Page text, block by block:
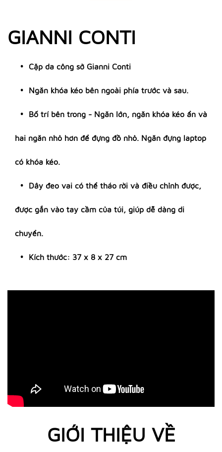
GIANNI CONTI
Cặp da công sở Gianni Conti
Ngăn khóa kéo bên ngoài phía trước và sau.
Bố trí bên trong - Ngăn lớn, ngăn khóa kéo ẩn và
hai ngăn nhỏ hơn để đựng đồ nhỏ. Ngăn đựng laptop
có khóa kéo.
Dây đeo vai có thể tháo rời và điều chỉnh được,
được gắn vào tay cầm của túi, giúp dễ dàng di
chuyển.
Kích thước: 37 x 8 x 27 cm
GIỚI THIỆU VỀ